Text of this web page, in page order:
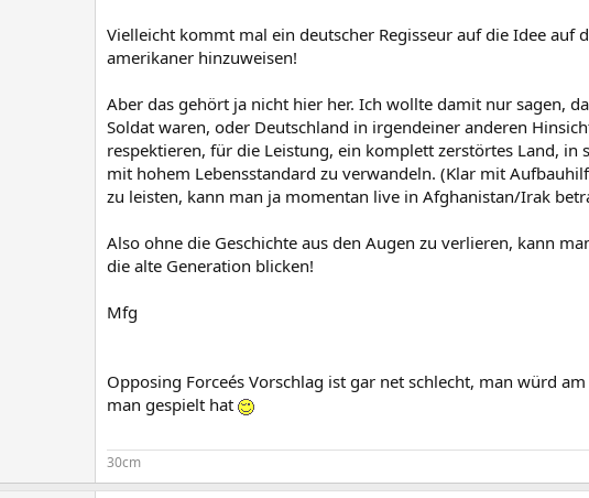
Vielleicht kommt mal ein deutscher Regisseur auf die Idee auf
amerikaner hinzuweisen!
Aber das gehört ja nicht hier her. Ich wollte damit nur sagen,
Soldat waren, oder Deutschland in irgendeiner anderen
respektieren, für die Leistung, ein komplett zerstörtes Land,
mit hohem Lebensstandard zu verwandeln. (Klar mit
zu leisten, kann man ja momentan live in Afghanistan/Irak
Also ohne die Geschichte aus den Augen zu verlieren, kann
die alte Generation blicken!
Mfg
Opposing Forceés Vorschlag ist gar net schlecht, man würd
man gespielt hat
30cm